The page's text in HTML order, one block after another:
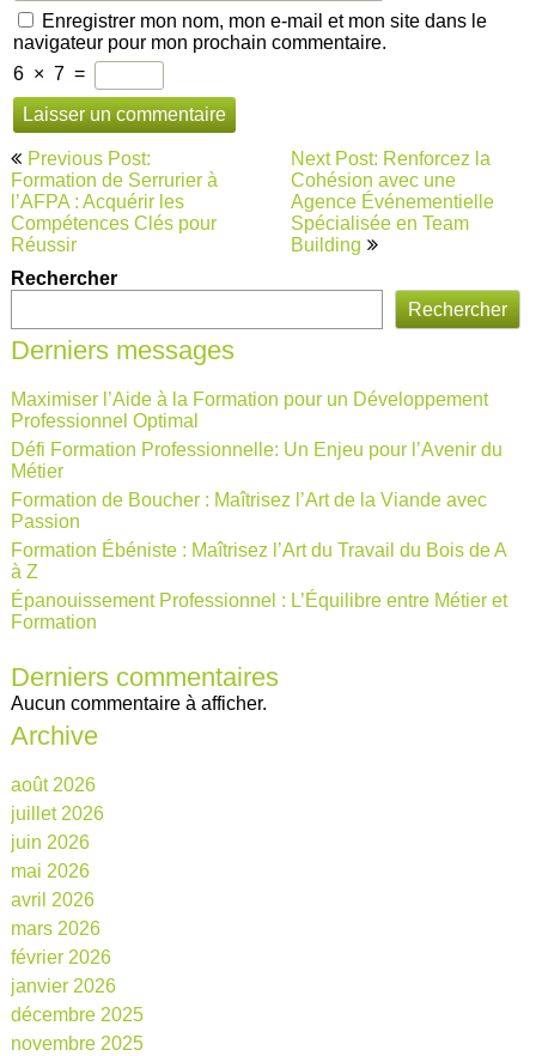
Enregistrer mon nom, mon e-mail et mon site dans le
navigateur pour mon prochain commentaire.
6 × 7 =
Navigation
de
l’article
Previous Post:
Formation de Serrurier à
l’AFPA : Acquérir les
Compétences Clés pour
Réussir
Next Post: Renforcez la
Cohésion avec une
Agence Événementielle
Spécialisée en Team
Building
Rechercher
Rechercher
Derniers messages
Maximiser l’Aide à la Formation pour un Développement
Professionnel Optimal
Défi Formation Professionnelle: Un Enjeu pour l’Avenir du
Métier
Formation de Boucher : Maîtrisez l’Art de la Viande avec
Passion
Formation Ébéniste : Maîtrisez l’Art du Travail du Bois de A
à Z
Épanouissement Professionnel : L’Équilibre entre Métier et
Formation
Derniers commentaires
Aucun commentaire à afficher.
Archive
août 2026
juillet 2026
juin 2026
mai 2026
avril 2026
mars 2026
février 2026
janvier 2026
décembre 2025
novembre 2025